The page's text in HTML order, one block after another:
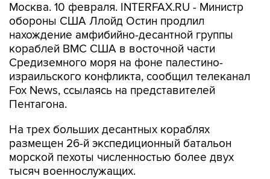
Москва. 10 февраля. INTERFAX.RU - Министр
обороны США Ллойд Остин продлил
нахождение амфибийно-десантной группы
кораблей ВМС США в восточной части
Средиземного моря на фоне палестино-
израильского конфликта, сообщил телеканал
Fox News, ссылаясь на представителей
Пентагона.
На трех больших десантных кораблях
размещен 26-й экспедиционный батальон
морской пехоты численностью более двух
тысяч военнослужащих.